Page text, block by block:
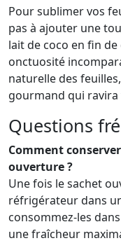
Pour sublimer vos
pas à ajouter une
lait de coco en fin
onctuosité
naturelle des
gourmand qui ravira
Questions
Comment
ouverture ?
Une fois le sachet
réfrigérateur dans
consommez-les
une fraîcheur